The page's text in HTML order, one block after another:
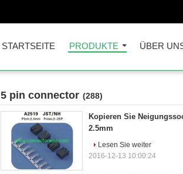
STARTSEITE PRODUKTE ÜBER
5 pin connector (288)
Kopieren Sie
2.5mm
Lesen Sie weiter
2016-12-13 10:00:24